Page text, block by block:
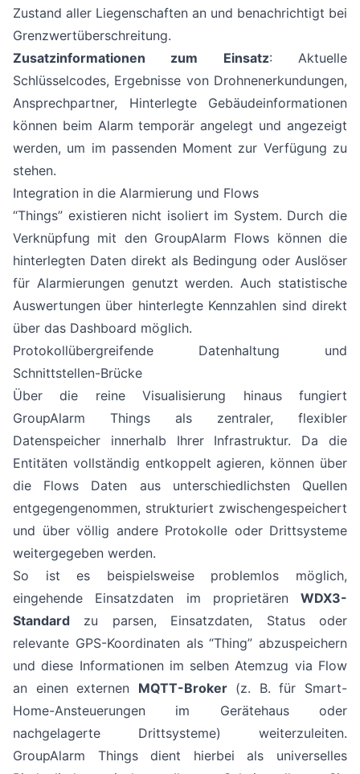
Zustand aller Liegenschaften an und benachrichtigt bei
Grenzwertüberschreitung.
Zusatzinformationen zum Einsatz: Aktuelle
Schlüsselcodes, Ergebnisse von Drohnenerkundungen,
Ansprechpartner, Hinterlegte Gebäudeinformationen
können beim Alarm temporär angelegt und angezeigt
werden, um im passenden Moment zur Verfügung zu
stehen.
Integration in die Alarmierung und Flows
“Things” existieren nicht isoliert im System. Durch die
Verknüpfung mit den GroupAlarm Flows können die
hinterlegten Daten direkt als Bedingung oder Auslöser
für Alarmierungen genutzt werden. Auch statistische
Auswertungen über hinterlegte Kennzahlen sind direkt
über das Dashboard möglich.
Protokollübergreifende Datenhaltung und
Schnittstellen-Brücke
Über die reine Visualisierung hinaus fungiert
GroupAlarm Things als zentraler, flexibler
Datenspeicher innerhalb Ihrer Infrastruktur. Da die
Entitäten vollständig entkoppelt agieren, können über
die Flows Daten aus unterschiedlichsten Quellen
entgegengenommen, strukturiert zwischengespeichert
und über völlig andere Protokolle oder Drittsysteme
weitergegeben werden.
So ist es beispielsweise problemlos möglich,
eingehende Einsatzdaten im proprietären WDX3-
Standard zu parsen, Einsatzdaten, Status oder
relevante GPS-Koordinaten als “Thing” abzuspeichern
und diese Informationen im selben Atemzug via Flow
an einen externen MQTT-Broker(z. B. für Smart-
Home-Ansteuerungen im Gerätehaus oder
nachgelagerte Drittsysteme) weiterzuleiten.
GroupAlarm Things dient hierbei als universelles